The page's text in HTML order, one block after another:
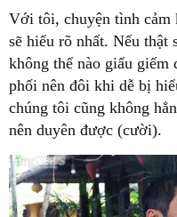
Với tôi, chuyện tình cảm
sẽ hiểu rõ nhất. Nếu
không thể nào giấu
phối nên đôi khi dễ bị
chúng tôi cũng không
nên duyên được (cười).